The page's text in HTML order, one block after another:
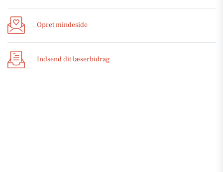
Opret mindeside
Indsend dit læserbidrag